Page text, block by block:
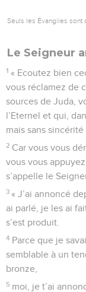
Seuls les Évangiles sont
Le Seigneur
1 « Ecoutez bien
vous réclamez de
sources de Juda,
l’Eternel et qui,
mais sans
2 Car vous vous
vous vous
s’appelle le
3 « J’ai annoncé
ai parlé, je les ai
s’est produit.
4 Parce que je
semblable à un
bronze,
5 moi, je t’ai